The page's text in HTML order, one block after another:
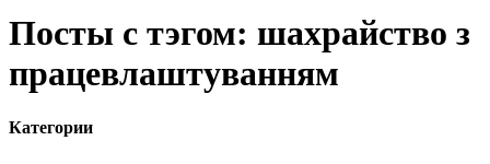
Посты с тэгом: шахрайство з
працевлаштуванням
Категории